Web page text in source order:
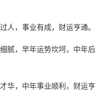
人，事业有成，财运亨通。
腻，早年运势坎坷，中年后
华，中年事业顺利，财运亨